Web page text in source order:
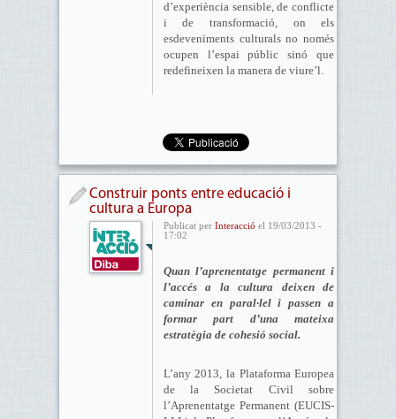
d’experiència sensible, de conflicte
i de transformació, on els
esdeveniments culturals no només
ocupen l’espai públic sinó que
redefineixen la manera de viure’l.
Construir ponts entre educació i
cultura a Europa
Publicat per Interacció el 19/03/2013 -
17:02
Quan l’aprenentatge permanent i
l’accés a la cultura deixen de
caminar en paral·lel i passen a
formar part d’una mateixa
estratègia de cohesió social.
L’any 2013, la Plataforma Europea
de la Societat Civil sobre
l’Aprenentatge Permanent (EUCIS-